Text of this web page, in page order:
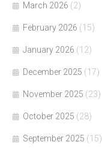
March 2026 (2)
February 2026 (15)
January 2026 (12)
December 2025 (17)
November 2025 (23)
October 2025 (28)
September 2025 (15)